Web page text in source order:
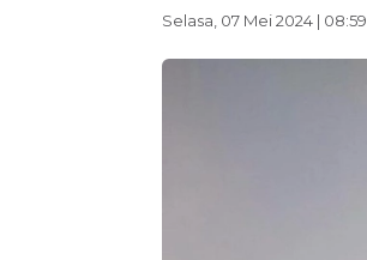
Selasa, 07 Mei 2024 |